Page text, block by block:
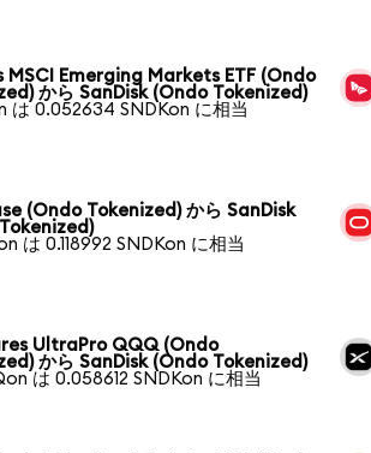
MSCI Emerging Markets ETF (Ondo
から SanDisk (Ondo Tokenized)
は 0.052634 SNDKon に相当
(Ondo Tokenized) から SanDisk
は 0.118992 SNDKon に相当
UltraPro QQQ (Ondo
から SanDisk (Ondo Tokenized)
は 0.058612 SNDKon に相当